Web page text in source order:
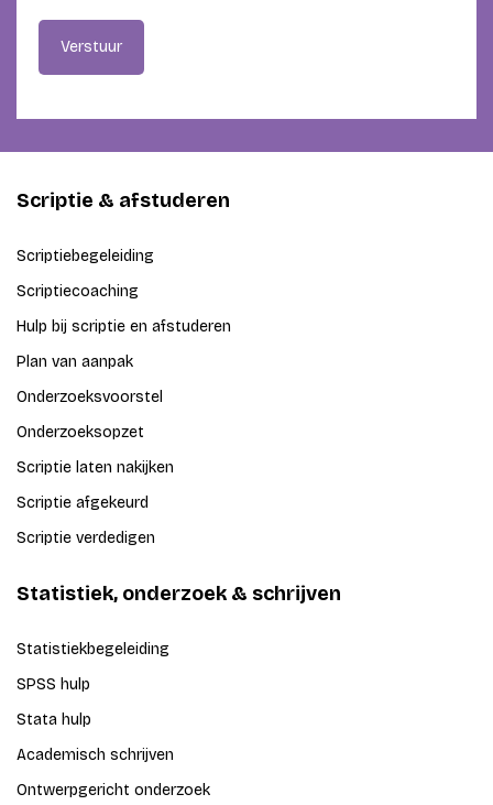
Verstuur
Scriptie & afstuderen
Scriptiebegeleiding
Scriptiecoaching
Hulp bij scriptie en afstuderen
Plan van aanpak
Onderzoeksvoorstel
Onderzoeksopzet
Scriptie laten nakijken
Scriptie afgekeurd
Scriptie verdedigen
Statistiek, onderzoek & schrijven
Statistiekbegeleiding
SPSS hulp
Stata hulp
Academisch schrijven
Ontwerpgericht onderzoek